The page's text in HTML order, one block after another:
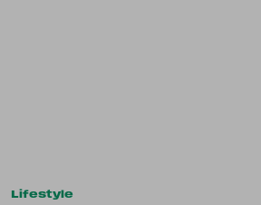
Lifestyle